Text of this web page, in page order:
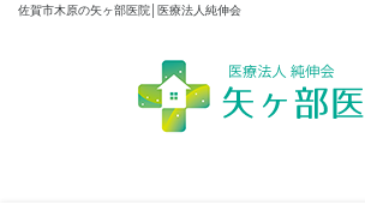
佐賀市木原の矢ヶ部医院│医療法人純伸会